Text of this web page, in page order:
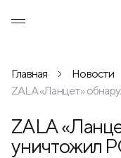
Главная
Новости
ZALA «Ланцет»
ZALA
уничтожил